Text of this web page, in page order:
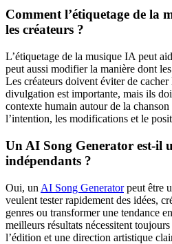
Comment l’étiquetage de la
les créateurs ?
L’étiquetage de la musique IA peut
peut aussi modifier la manière dont
Les créateurs doivent éviter de cacher
divulgation est importante, mais ils
contexte humain autour de la chanson
l’intention, les modifications et le
Un AI Song Generator est-il
indépendants ?
Oui, un AI Song Generatorpeut être
veulent tester rapidement des idées,
genres ou transformer une tendance
meilleurs résultats nécessitent
l’édition et une direction artistique